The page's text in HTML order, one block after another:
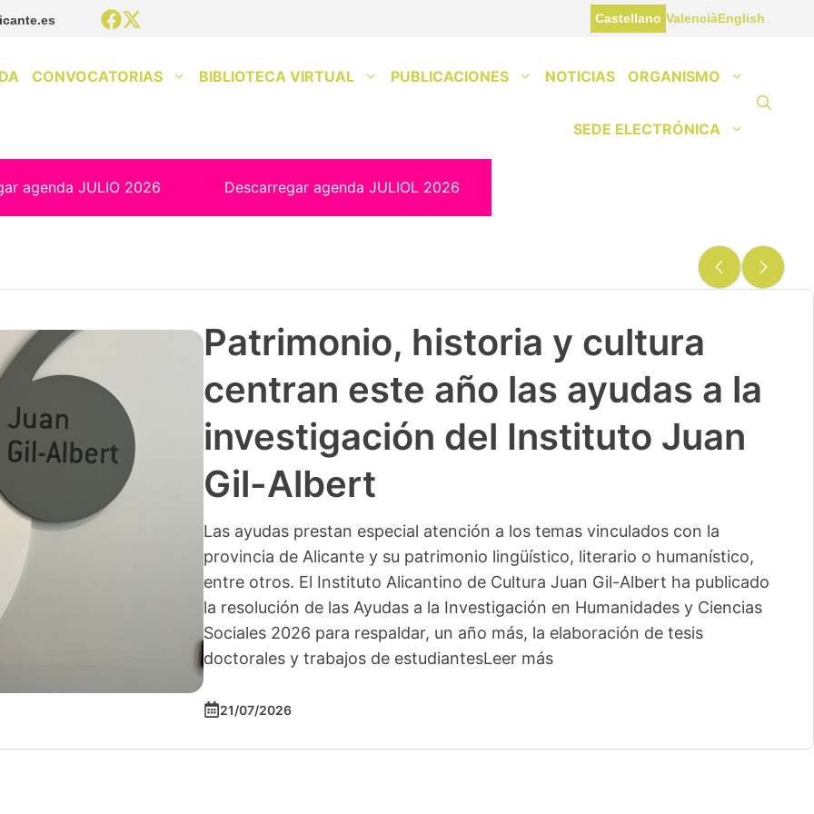
Castellano ValenciàEnglish
CONVOCATORIAS BIBLIOTECA VIRTUAL PUBLICACIONES NOTICIAS ORGANISMO
SEDE ELECTRÓNICA
agenda JULIO 2026 Descarregar agenda JULIOL 2026
Patrimonio, historia y cultura
centran este año las ayudas a la
investigación del Instituto Juan
Gil-Albert
Las ayudas prestan especial atención a los temas vinculados con la
provincia de Alicante y su patrimonio lingüístico, literario o humanístico,
entre otros. El Instituto Alicantino de Cultura Juan Gil-Albert ha publicado
la resolución de las Ayudas a la Investigación en Humanidades y Ciencias
Sociales 2026 para respaldar, un año más, la elaboración de tesis
doctorales y trabajos de estudiantesLeer más
21/07/2026